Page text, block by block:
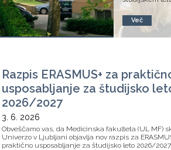
Več
Razpis ERASMUS+ za
usposabljanje za študijsko
2026/2027
3. 6. 2026
Obveščamo vas, da Medicinska fakulteta (UL MF)
Univerzo v Ljubljani objavlja nov razpis za
praktično usposabljanje za študijsko leto 2026/